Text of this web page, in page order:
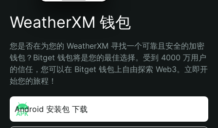
WeatherXM 钱包
您是否在为您的 WeatherXM 寻找一个可靠且安全的加密
钱包？Bitget 钱包将是您的最佳选择。受到 4000 万用户
的信任，您可以在 Bitget 钱包上自由探索 Web3。立即开
始您的旅程！
Android 安装包 下载